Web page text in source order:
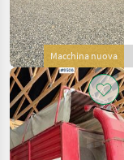
Macchina nuova